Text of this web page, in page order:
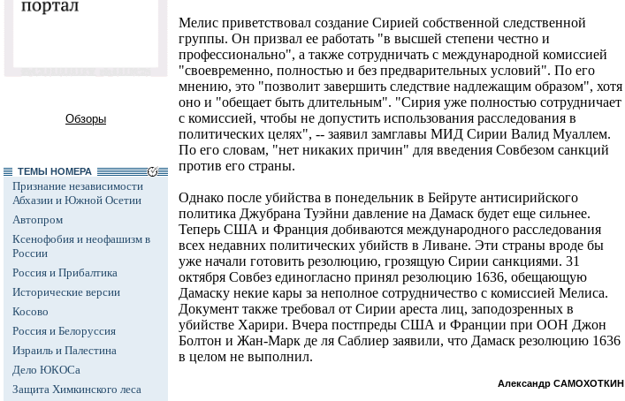
Обзоры
ТЕМЫ НОМЕРА
Признание независимости
Абхазии и Южной Осетии
Автопром
Ксенофобия и неофашизм в
России
Россия и Прибалтика
Исторические версии
Косово
Россия и Белоруссия
Израиль и Палестина
Дело ЮКОСа
Защита Химкинского леса
Мелис приветствовал создание Сирией собственной следственной
группы. Он призвал ее работать "в высшей степени честно и
профессионально", а также сотрудничать с международной комиссией
"своевременно, полностью и без предварительных условий". По его
мнению, это "позволит завершить следствие надлежащим образом", хотя
оно и "обещает быть длительным". "Сирия уже полностью сотрудничает
с комиссией, чтобы не допустить использования расследования в
политических целях", -- заявил замглавы МИД Сирии Валид Муаллем.
По его словам, "нет никаких причин" для введения Совбезом санкций
против его страны.
Однако после убийства в понедельник в Бейруте антисирийского
политика Джубрана Туэйни давление на Дамаск будет еще сильнее.
Теперь США и Франция добиваются международного расследования
всех недавних политических убийств в Ливане. Эти страны вроде бы
уже начали готовить резолюцию, грозящую Сирии санкциями. 31
октября Совбез единогласно принял резолюцию 1636, обещающую
Дамаску некие кары за неполное сотрудничество с комиссией Мелиса.
Документ также требовал от Сирии ареста лиц, заподозренных в
убийстве Харири. Вчера постпреды США и Франции при ООН Джон
Болтон и Жан-Марк де ля Саблиер заявили, что Дамаск резолюцию 1636
в целом не выполнил.
Александр САМОХОТКИН